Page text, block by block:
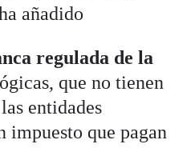
añadido
regulada de la
que no tienen
entidades
impuesto que pagan